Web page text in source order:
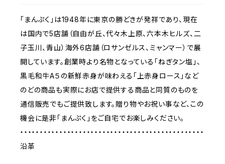
「まんぷく」は1948年に東京の勝どきが発祥であり、現在
は国内で5店舗（自由が丘、代々木上原、六本木ヒルズ、二
子玉川、青山）海外6店舗（ロサンゼルス、ミャンマー）で展
開しています。創業時より名物となっている「ねぎタン塩」、
黒毛和牛A５の新鮮赤身が味わえる「上赤身ロース」など
のどの商品も実際にお店で提供する商品と同質のものを
通信販売でもご提供致します。贈り物やお祝い事など、この
機会に是非「まんぷく」をご自宅でお楽しみください。
・・・・・・・・・・・・・・・・・・・・・・・・・・・・・・・・・・・・・・・・・・・・・・・
沿革